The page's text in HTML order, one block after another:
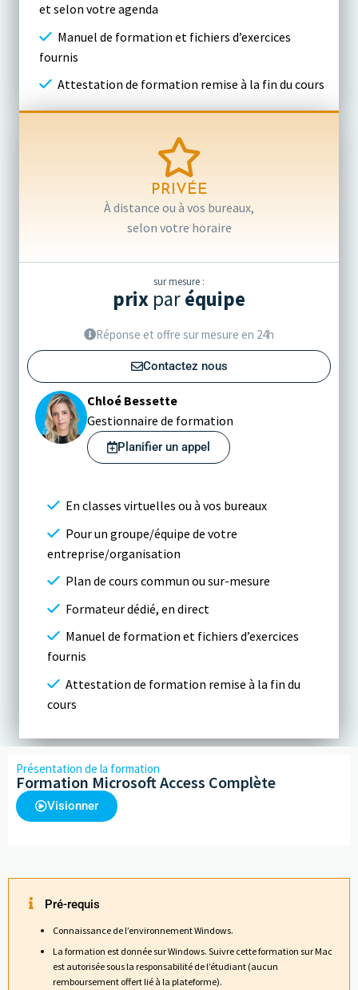
et selon votre agenda
Manuel de formation et fichiers d’exercices
fournis
Attestation de formation remise à la fin du cours
PRIVÉE
À distance ou à vos bureaux,
selon votre horaire
sur mesure :
prix paréquipe
Réponse et offre sur mesure en 24h
Contactez nous
Chloé Bessette
Gestionnaire de formation
Planifier un appel
En classes virtuelles ou à vos bureaux
Pour un groupe/équipe de votre
entreprise/organisation
Plan de cours commun ou sur-mesure
Formateur dédié, en direct
Manuel de formation et fichiers d’exercices
fournis
Attestation de formation remise à la fin du
cours
Présentation de la formation
Formation Microsoft Access Complète
Visionner
Pré-requis
Connaissance de l’environnement Windows.
La formation est donnée sur Windows. Suivre cette formation sur Mac
est autorisée sous la responsabilité de l’étudiant (aucun
remboursement offert lié à la plateforme).